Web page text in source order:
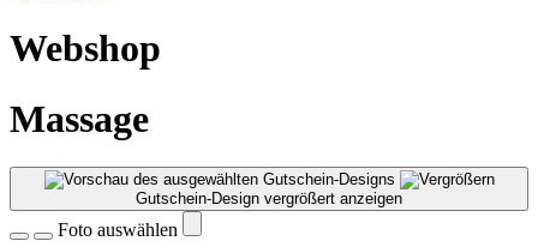
Webshop
Massage
Gutschein-Design vergrößert anzeigen
Foto auswählen